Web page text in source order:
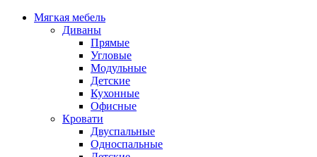
Мягкая мебель
Диваны
Прямые
Угловые
Модульные
Детские
Кухонные
Офисные
Кровати
Двуспальные
Односпальные